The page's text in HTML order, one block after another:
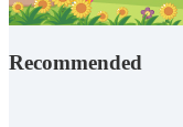
Recommended